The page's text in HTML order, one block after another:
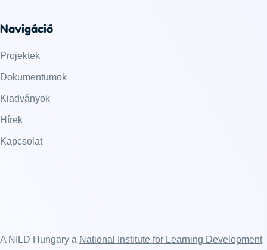
Navigáció
Projektek
Dokumentumok
Kiadványok
Hírek
Kapcsolat
A NILD Hungary a National Institute for Learning Development